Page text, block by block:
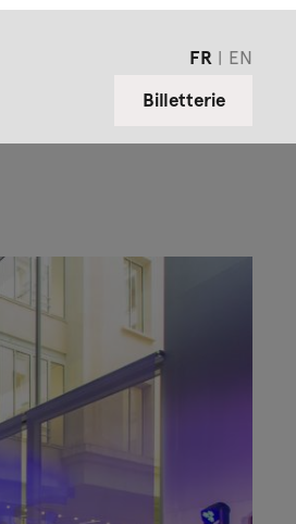
FR
EN
Billetterie